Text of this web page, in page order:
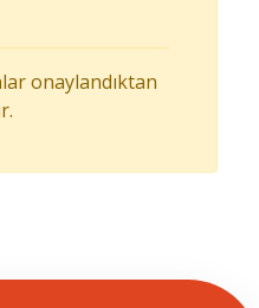
onaylandıktan